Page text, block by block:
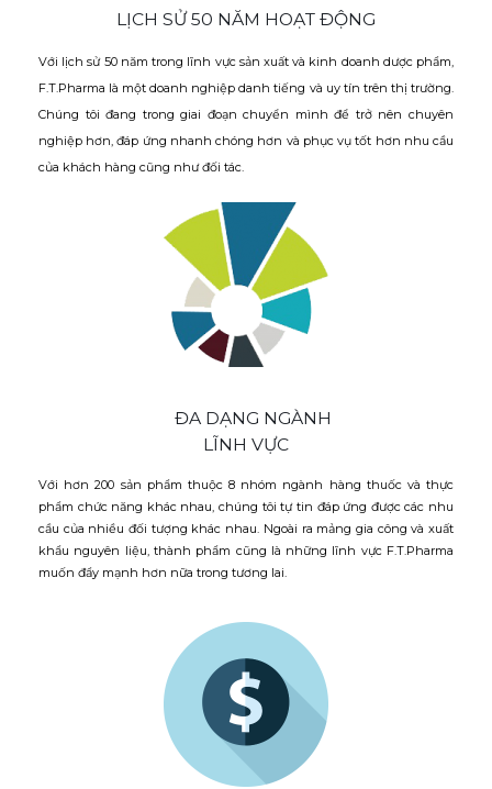
LỊCH SỬ 50 NĂM HOẠT ĐỘNG
Với lịch sử 50 năm trong lĩnh vực sản xuất và kinh doanh dược phẩm,
F.T.Pharma là một doanh nghiệp danh tiếng và uy tín trên thị trường.
Chúng tôi đang trong giai đoạn chuyển mình để trở nên chuyên
nghiệp hơn, đáp ứng nhanh chóng hơn và phục vụ tốt hơn nhu cầu
của khách hàng cũng như đối tác.
ĐA DẠNG NGÀNH
LĨNH VỰC
Với hơn 200 sản phẩm thuộc 8 nhóm ngành hàng thuốc và thực
phẩm chức năng khác nhau, chúng tôi tự tin đáp ứng được các nhu
cầu của nhiều đối tượng khác nhau. Ngoài ra mảng gia công và xuất
khẩu nguyên liệu, thành phẩm cũng là những lĩnh vực F.T.Pharma
muốn đẩy mạnh hơn nữa trong tương lai.